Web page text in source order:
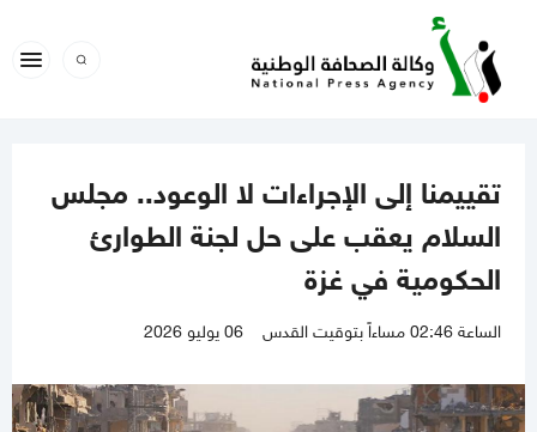
تقييمنا إلى الإجراءات لا الوعود.. مجلس
السلام يعقب على حل لجنة الطوارئ
الحكومية في غزة
الساعة 02:46 مساءاً بتوقيت القدس 06 يوليو 2026